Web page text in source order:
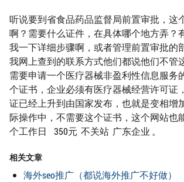
听说要到省食品药品监督局前置审批，这
啊？需要什么证件，在具体哪个地方弄？
我一下详细步骤啊，或者管理前置审批的
我网上查到的联系方式他们都说他们不管
需要申请一个医疗器械非盈利性信息服务
个证书，企业必须有医疗器械经营许可证
证已经上升到由国家发布，也就是变相增
际操作中，不需要这个证书，这个网站也
个工作日 350元 不关站 广东企业 。
相关文章
海外seo推广（都说海外推广不好做）